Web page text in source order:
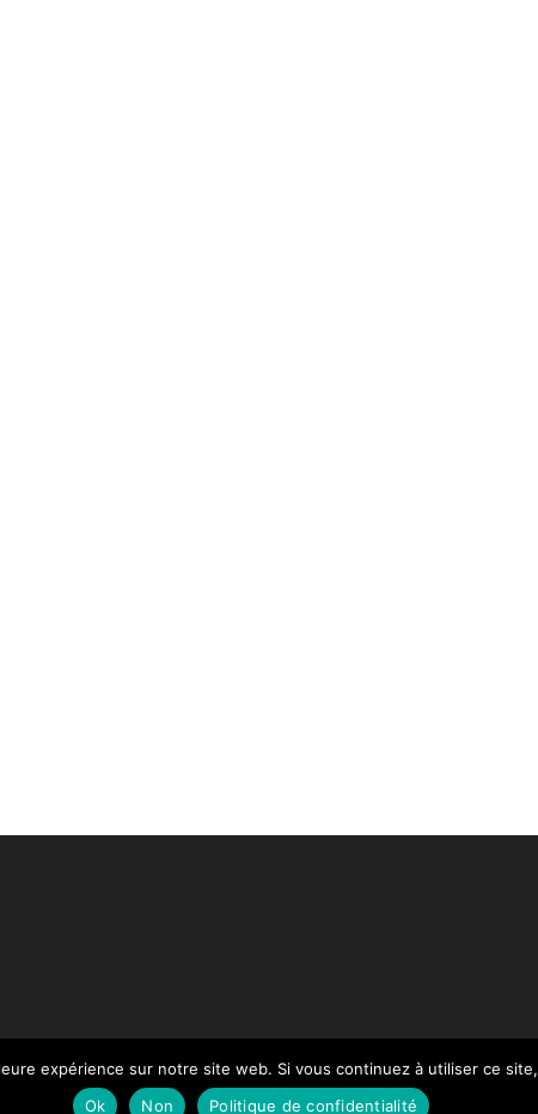
Paiement Mentions légales Contact Notre Catalogue
expérience sur notre site web. Si vous continuez à utiliser ce
Ok
Non Politique de confidentialité